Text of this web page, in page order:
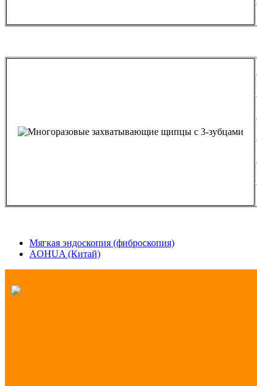
Мягкая эндоскопия (фиброскопия)
AOHUA (Китай)